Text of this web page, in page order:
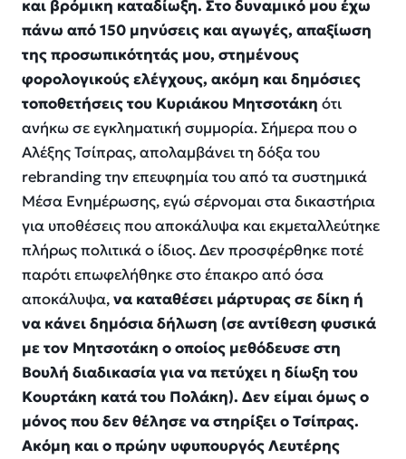
και βρόμικη καταδίωξη. Στο δυναμικό μου έχω
πάνω από 150 μηνύσεις και αγωγές, απαξίωση
της προσωπικότητάς μου, στημένους
φορολογικούς ελέγχους, ακόμη και δημόσιες
τοποθετήσεις του Κυριάκου Μητσοτάκη ότι
ανήκω σε εγκληματική συμμορία. Σήμερα που ο
Αλέξης Τσίπρας, απολαμβάνει τη δόξα του
rebranding την επευφημία του από τα συστημικά
Μέσα Ενημέρωσης, εγώ σέρνομαι στα δικαστήρια
για υποθέσεις που αποκάλυψα και εκμεταλλεύτηκε
πλήρως πολιτικά ο ίδιος. Δεν προσφέρθηκε ποτέ
παρότι επωφελήθηκε στο έπακρο από όσα
αποκάλυψα,να καταθέσει μάρτυρας σε δίκη ή
να κάνει δημόσια δήλωση (σε αντίθεση φυσικά
με τον Μητσοτάκη ο οποίος μεθόδευσε στη
Βουλή διαδικασία για να πετύχει η δίωξη του
Κουρτάκη κατά του Πολάκη). Δεν είμαι όμως ο
μόνος που δεν θέλησε να στηρίξει ο Τσίπρας.
Ακόμη και ο πρώην υφυπουργός Λευτέρης